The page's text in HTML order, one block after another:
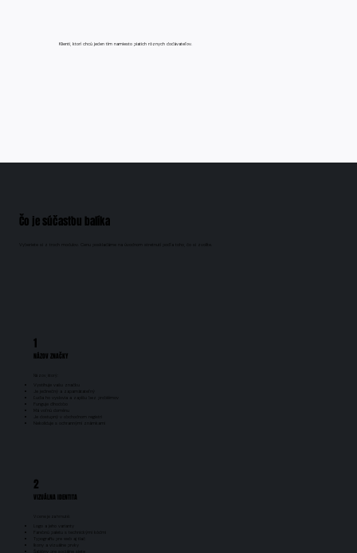
Čo je súčasťou balíka
Vyberiete si z troch modulov. Cenu poskladáme na úvodnom stretnutí podľa toho, čo si zvolíte.
1
NÁZOV ZNAČKY
Vystihuje vašu značku
Ľudia ho vyslovia a zapíšu bez problémov
Funguje dlhodobo
Má voľnú doménu
Je dostupný v obchodnom registri
2
VIZUÁLNA IDENTITA
Logo a jeho varianty
Typografiu pre web aj tlač
Ikony a vizuálne prvky
Klienti, ktorí chcú jeden tím namiesto piatich rôznych dodávateľov.